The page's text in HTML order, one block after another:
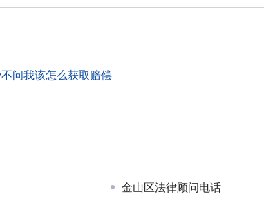
问我该怎么获取赔偿
金山区法律顾问电话